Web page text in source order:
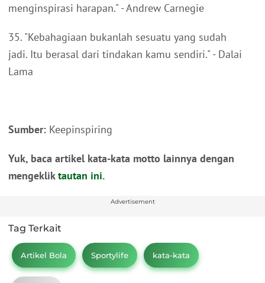
menginspirasi harapan." - Andrew Carnegie
35. "Kebahagiaan bukanlah sesuatu yang sudah
jadi. Itu berasal dari tindakan kamu sendiri." - Dalai
Lama
Sumber: Keepinspiring
Yuk, baca artikel kata-kata motto lainnya dengan
mengekliktautan ini.
Advertisement
Tag Terkait
Artikel Bola Sportylife kata-kata